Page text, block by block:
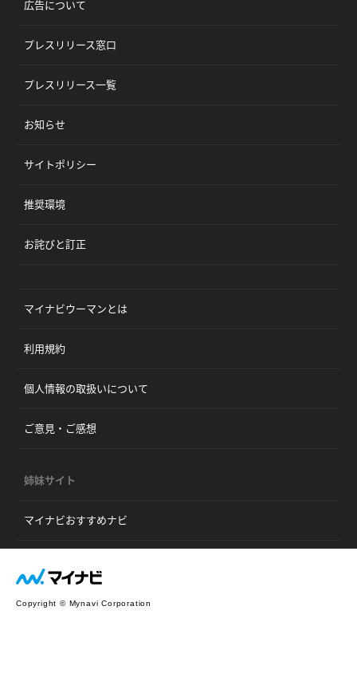
広告について
プレスリリース窓口
プレスリリース一覧
お知らせ
サイトポリシー
推奨環境
お詫びと訂正
マイナビウーマンとは
利用規約
個人情報の取扱いについて
ご意見・ご感想
姉妹サイト
マイナビおすすめナビ
Copyright © Mynavi Corporation